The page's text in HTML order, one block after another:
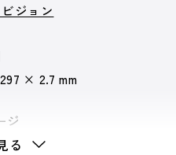
ジョン
× 2.7 mm
ジ
る